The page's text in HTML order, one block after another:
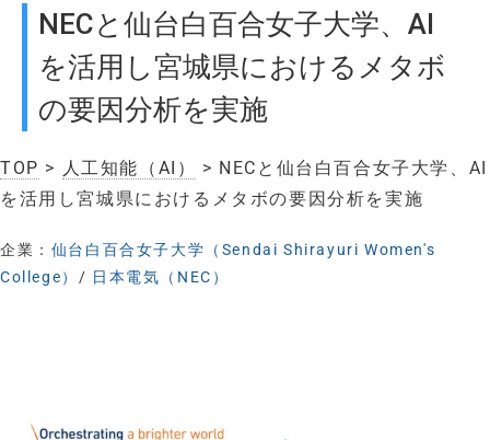
NECと仙台白百合女子大学、AI
を活用し宮城県におけるメタボ
の要因分析を実施
TOP > 人工知能（AI）
> NECと仙台白百合女子大学、AI
を活用し宮城県におけるメタボの要因分析を実施
企業： 仙台白百合女子大学（Sendai Shirayuri Women's
College） / 日本電気（NEC）